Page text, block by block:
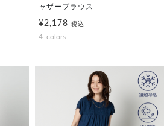
ャザーブラウス
¥2,178 税込
4 colors